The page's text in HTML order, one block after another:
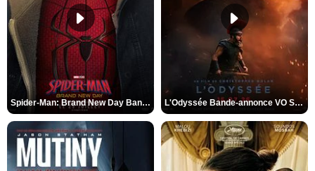
Spider-Man: Brand New Day Bande-annonce VO STFR L'Odyssée Bande-annonce VO STFR